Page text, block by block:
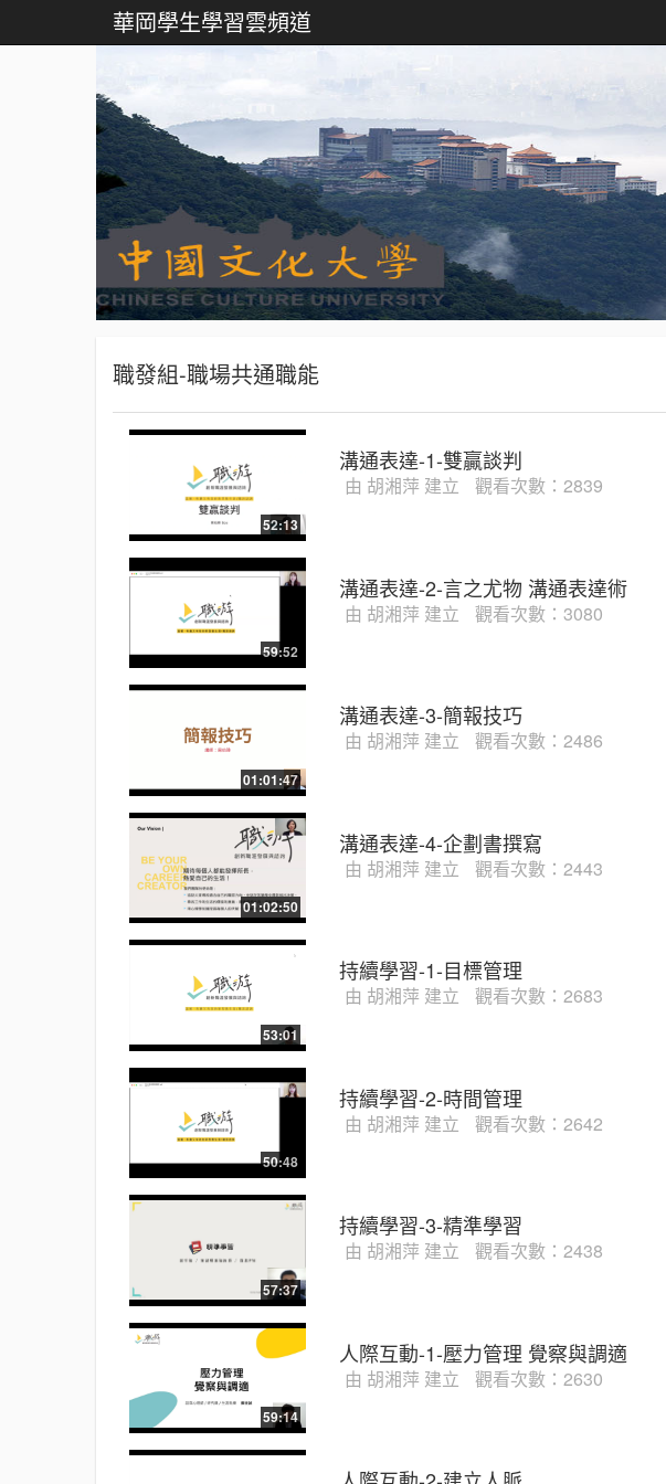
華岡學生學習雲頻道
職發組-職場共通職能
52:13
溝通表達-1-雙贏談判
由 胡湘萍 建立 觀看次數：2839
59:52
溝通表達-2-言之尤物 溝通表達術
由 胡湘萍 建立 觀看次數：3080
01:01:47
溝通表達-3-簡報技巧
由 胡湘萍 建立 觀看次數：2486
01:02:50
溝通表達-4-企劃書撰寫
由 胡湘萍 建立 觀看次數：2443
53:01
持續學習-1-目標管理
由 胡湘萍 建立 觀看次數：2683
50:48
持續學習-2-時間管理
由 胡湘萍 建立 觀看次數：2642
57:37
持續學習-3-精準學習
由 胡湘萍 建立 觀看次數：2438
59:14
人際互動-1-壓力管理 覺察與調適
由 胡湘萍 建立 觀看次數：2630